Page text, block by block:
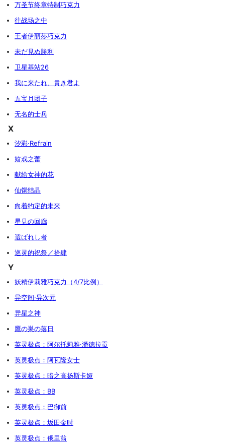
万圣节终章特制巧克力
往战场之中
王者伊丽莎巧克力
未だ見ぬ勝利
卫星基站26
我に来たれ、貴き君よ
五宝月团子
无名的士兵
X
汐彩·Refrain
嬉戏之蕾
献给女神的花
仙馔结晶
向着约定的未来
星見の回廊
選ばれし者
巡灵的祝祭／拾肆
Y
妖精伊莉雅巧克力（4/7比例）
异空间·异次元
异星之神
鷹の巣の落日
英灵极点：阿尔托莉雅·潘德拉贡
英灵极点：阿瓦隆女士
英灵极点：暗之高扬斯卡娅
英灵极点：BB
英灵极点：巴御前
英灵极点：坂田金时
英灵极点：俄里翁